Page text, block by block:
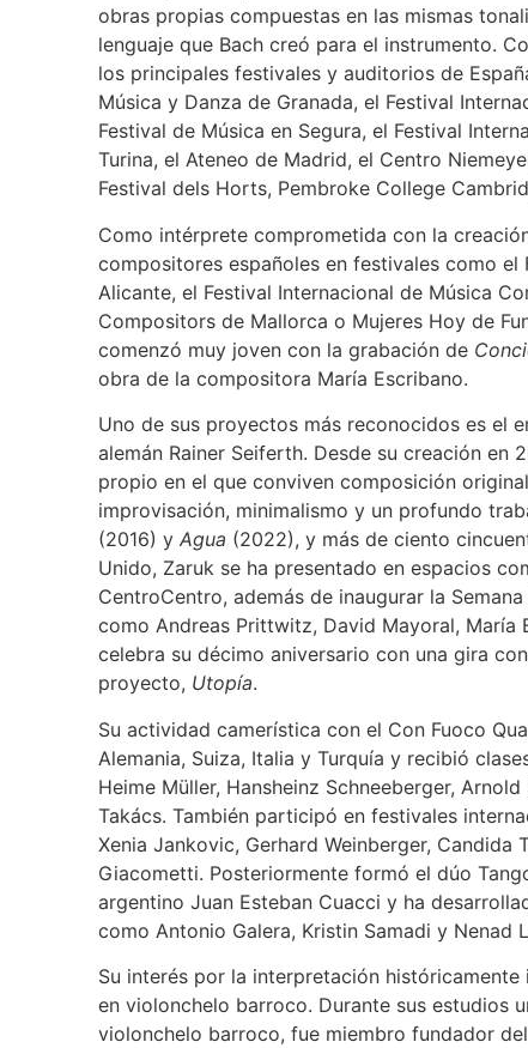
obras propias compuestas en las mismas
lenguaje que Bach creó para el instrumento.
los principales festivales y auditorios de
Música y Danza de Granada, el Festival
Festival de Música en Segura, el Festival
Turina, el Ateneo de Madrid, el Centro
Festival dels Horts, Pembroke College
Como intérprete comprometida con la
compositores españoles en festivales como
Alicante, el Festival Internacional de Música
Compositors de Mallorca o Mujeres Hoy de
comenzó muy joven con la grabación de
obra de la compositora María Escribano.
Uno de sus proyectos más reconocidos es el
alemán Rainer Seiferth. Desde su creación en
propio en el que conviven composición
improvisación, minimalismo y un profundo
(2016) y Agua (2022), y más de ciento
Unido, Zaruk se ha presentado en espacios
CentroCentro, además de inaugurar la
como Andreas Prittwitz, David Mayoral, María
celebra su décimo aniversario con una gira
proyecto, Utopía.
Su actividad camerística con el Con Fuoco
Alemania, Suiza, Italia y Turquía y recibió
Heime Müller, Hansheinz Schneeberger,
Takács. También participó en festivales
Xenia Jankovic, Gerhard Weinberger, Candida
Giacometti. Posteriormente formó el dúo
argentino Juan Esteban Cuacci y ha
como Antonio Galera, Kristin Samadi y Nenad
Su interés por la interpretación
en violonchelo barroco. Durante sus estudios
violonchelo barroco, fue miembro fundador